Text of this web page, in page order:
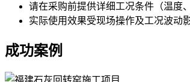
请在采购前提供详细工况条件（温度
实际使用效果受现场操作及工况波动
成功案例